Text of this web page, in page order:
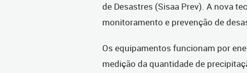
de Desastres (Sisaa Prev). A nova
monitoramento e prevenção de
Os equipamentos funcionam por
medição da quantidade de